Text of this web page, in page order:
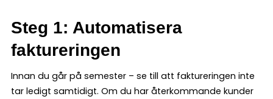
Steg 1: Automatisera
faktureringen
Innan du går på semester – se till att faktureringen inte
tar ledigt samtidigt. Om du har återkommande kunder